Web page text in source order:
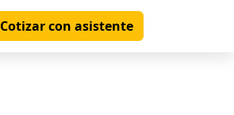
Cotizar con asistente